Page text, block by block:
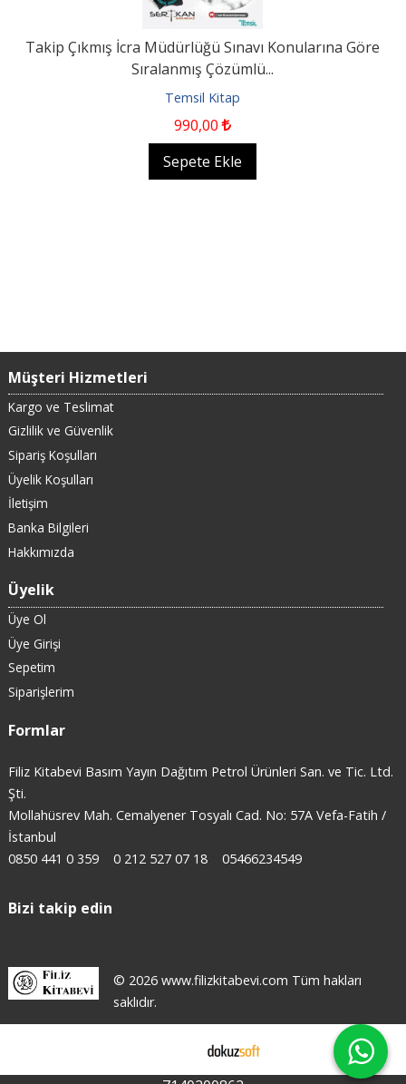
Takip Çıkmış İcra Müdürlüğü Sınavı Konularına Göre
Sıralanmış Çözümlü...
Temsil Kitap
990,00
Sepete Ekle
Müşteri Hizmetleri
Kargo ve Teslimat
Gizlilik ve Güvenlik
Sipariş Koşulları
Üyelik Koşulları
İletişim
Banka Bilgileri
Hakkımızda
Üyelik
Üye Ol
Üye Girişi
Sepetim
Siparişlerim
Formlar
Filiz Kitabevi Basım Yayın Dağıtım Petrol Ürünleri San. ve Tic. Ltd.
Şti.
Mollahüsrev Mah. Cemalyener Tosyalı Cad. No: 57A Vefa-Fatih /
İstanbul
0850 441 0 359
0 212 527 07 18 05466234549
Bizi takip edin
© 2026 www.filizkitabevi.com Tüm hakları
saklıdır.